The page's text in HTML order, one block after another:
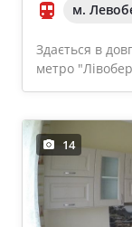
Общая
От 40
От 60
От 80
От 100
м.
Здається в
метро
14